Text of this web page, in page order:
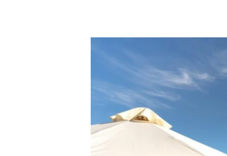
Alvenaria: